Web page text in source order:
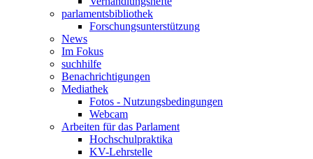
parlamentsbibliothek
Forschungsunterstützung
News
Im Fokus
suchhilfe
Benachrichtigungen
Mediathek
Fotos - Nutzungsbedingungen
Webcam
Arbeiten für das Parlament
Hochschulpraktika
KV-Lehrstelle